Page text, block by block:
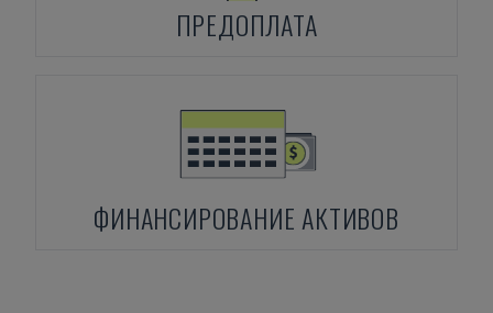
ПРЕДОПЛАТА
ФИНАНСИРОВАНИЕ АКТИВОВ